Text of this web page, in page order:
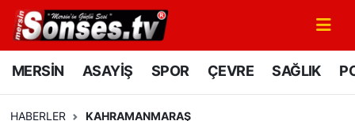
MERSİN ASAYİŞ SPOR ÇEVRE SAĞLIK
HABERLER KAHRAMANMARAŞ
MERSİN
Mersin Nöbetçi Eczaneler